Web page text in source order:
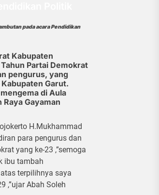
pada acara Pendidikan
Kabupaten
Partai Demokrat
pengurus, yang
Garut.
di Aula
Gayaman
H.Mukhammad
para pengurus dan
yang ke-23 ,”semoga
ibu tambah
terpilihnya saya
,”ujar Abah Soleh